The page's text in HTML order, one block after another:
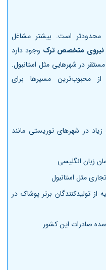
محدودتر است. بیشتر مشاغل
نیروی متخصص ترک وجود دارد
در شهرهایی مثل استانبول.
محبوب‌ترین مسیرها برای
در شهرهای توریستی مانند
زبان انگلیسی
مثل استانبول
از تولیدکنندگان برتر پوشاک در
صادرات این کشور